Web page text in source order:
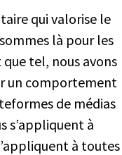
qui valorise le
là pour les
tel, nous avons
un comportement
de médias
s’appliquent à
à toutes